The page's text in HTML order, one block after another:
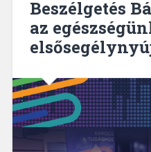
alkotmányjogásszal”
Beszélgetés
az